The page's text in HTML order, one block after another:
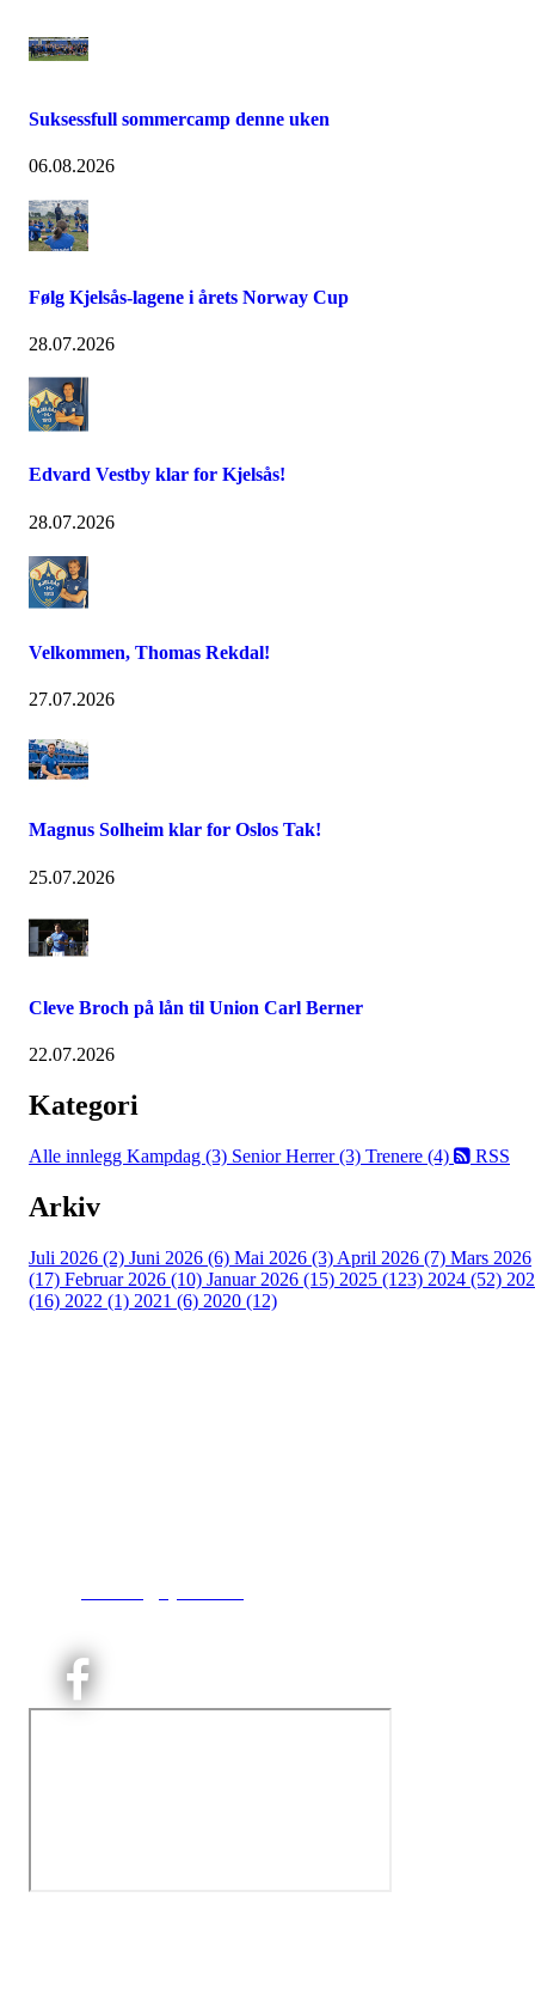
Suksessfull sommercamp denne uken
06.08.2026
Følg Kjelsås-lagene i årets Norway Cup
28.07.2026
Edvard Vestby klar for Kjelsås!
28.07.2026
Velkommen, Thomas Rekdal!
27.07.2026
Magnus Solheim klar for Oslos Tak!
25.07.2026
Cleve Broch på lån til Union Carl Berner
22.07.2026
Kategori
Alle innlegg Kampdag (3) Senior Herrer (3) Trenere (4) RSS
Arkiv
Juli 2026 (2) Juni 2026 (6) Mai 2026 (3) April 2026 (7) Mars 2026
(17) Februar 2026 (10) Januar 2026 (15) 2025 (123) 2024 (52)
(16) 2022 (1) 2021 (6) 2020 (12)